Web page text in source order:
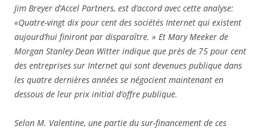
Jim Breyer d’Accel Partners, est d’accord avec cette analyse:
«Quatre-vingt dix pour cent des sociétés Internet qui existent
aujourd’hui finiront par disparaître. » Et Mary Meeker de
Morgan Stanley Dean Witter indique que près de 75 pour cent
des entreprises sur Internet qui sont devenues publique dans
les quatre dernières années se négocient maintenant en
dessous de leur prix initial d’offre publique.
Selon M. Valentine, une partie du sur-financement de ces